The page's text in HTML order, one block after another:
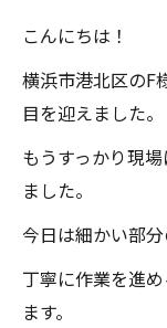
こんにちは！
横浜市港北区のF
目を迎えました。
もうすっかり現
ました。
今日は細かい部分
丁寧に作業を進
ます。